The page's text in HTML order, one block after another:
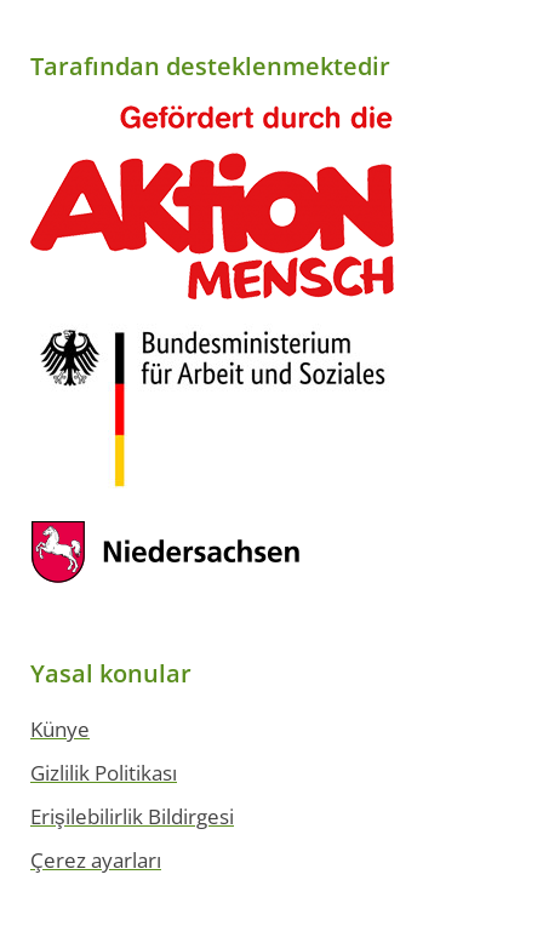
Tarafından desteklenmektedir
Yasal konular
Künye
Gizlilik Politikası
Erişilebilirlik Bildirgesi
Çerez ayarları